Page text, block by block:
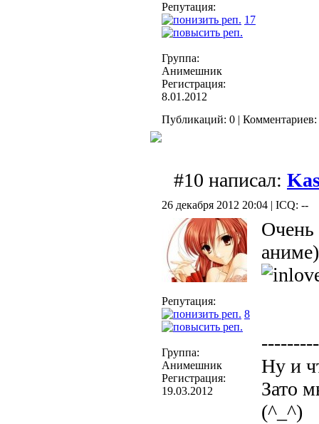
Репутация:
17
Группа:
Анимешник
Регистрация:
8.01.2012
Публикаций: 0 | Комментариев:
#10 написал:
26 декабря 2012 20:04 | ICQ: --
Репутация:
8
Группа:
Анимешник
Регистрация:
19.03.2012
Очень
Ну и
Зато
(^_^)